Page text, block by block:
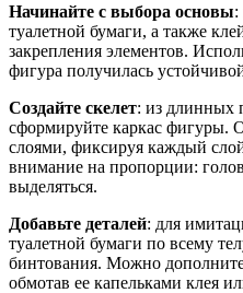
Начинайте с выбора основы:
туалетной бумаги, а также
закрепления элементов.
фигура получилась
Создайте скелет: из длинных
сформируйте каркас фигуры.
слоями, фиксируя каждый
внимание на пропорции:
выделяться.
Добавьте деталей: для
туалетной бумаги по всему
бинтования. Можно
обмотав ее капельками клея